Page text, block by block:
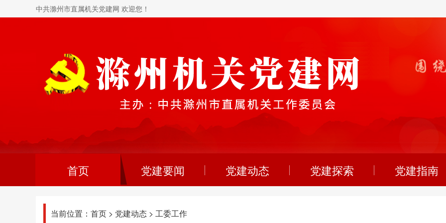
中共滁州市直属机关党建网 欢迎您！
首页 党建要闻 党建动态 党建探索 党建指南
当前位置： 首页 > 党建动态 > 工委工作